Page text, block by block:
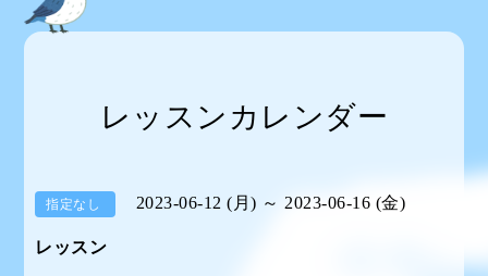
レッスンカレンダー
指定なし 2023-06-12 (月) ～ 2023-06-16 (金)
レッスン